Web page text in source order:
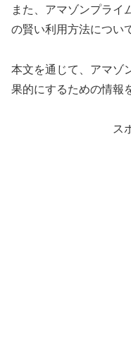
また、アマゾンプライ
の賢い利用方法につい
本文を通じて、アマゾ
果的にするための情報
ス